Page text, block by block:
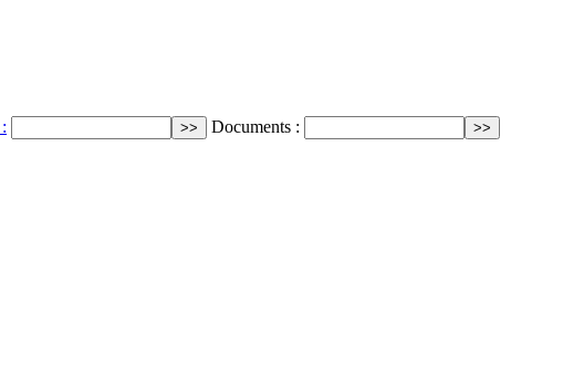
Documents :